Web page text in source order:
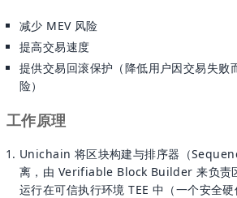
减少 MEV 风险
提高交易速度
提供交易回滚保护（降低用户因交易失败
险）
工作原理
Unichain 将区块构建与排序器（
离，由 Verifiable Block Builder 来负责
运行在可信执行环境 TEE 中（一个安全